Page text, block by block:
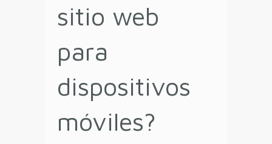
sitio web
para
dispositivos
móviles?